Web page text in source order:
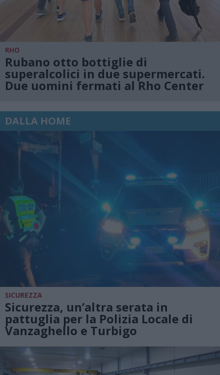
RHO
Rubano otto bottiglie di
superalcolici in due supermercati.
Due uomini fermati al Rho Center
DALLA HOME
SICUREZZA
Sicurezza, un’altra serata in
pattuglia per la Polizia Locale di
Vanzaghello e Turbigo